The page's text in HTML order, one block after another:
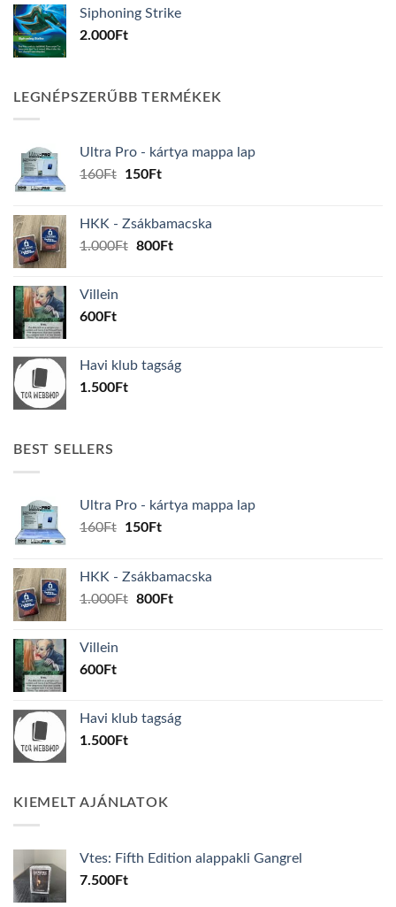
Siphoning Strike
2.000Ft
LEGNÉPSZERŰBB TERMÉKEK
Ultra Pro - kártya mappa lap
160Ft
Original
160Ft.
150FtCurrent
150Ft.
HKK - Zsákbamacska
1.000Ft Original
800FtCurrent
Villein
600Ft
Havi klub tagság
1.500Ft
BEST SELLERS
Ultra Pro - kártya mappa lap
160Ft
Original
160Ft.
150FtCurrent
150Ft.
HKK - Zsákbamacska
1.000Ft Original
800FtCurrent
Villein
600Ft
Havi klub tagság
1.500Ft
KIEMELT AJÁNLATOK
Vtes: Fifth Edition alappakli Gangrel
7.500Ft